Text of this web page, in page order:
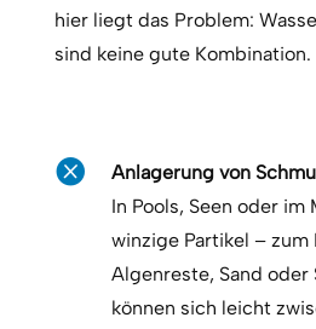
hier liegt das Problem:
sind keine gute Kombination.

Anlagerung von
In Pools, Seen oder
winzige Partikel – zum
Algenreste, Sand oder
können sich leicht